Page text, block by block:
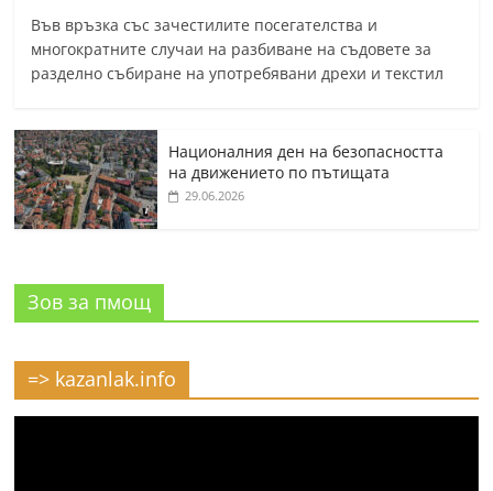
Във връзка със зачестилите посегателства и
многократните случаи на разбиване на съдовете за
разделно събиране на употребявани дрехи и текстил
Националния ден на безопасността
на движението по пътищата
29.06.2026
Зов за пмощ
=> kazanlak.info